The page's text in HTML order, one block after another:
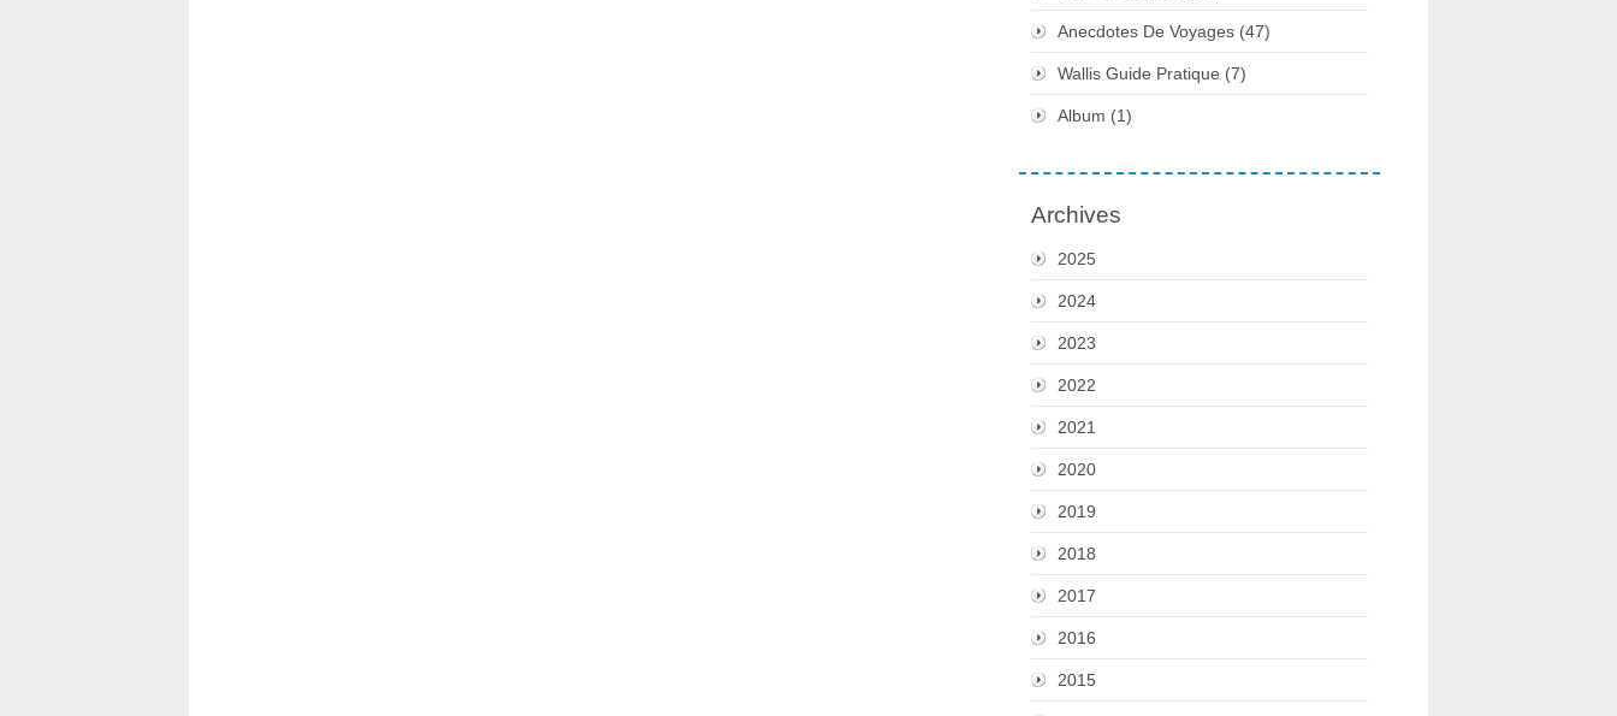
Anecdotes De Voyages (47)
Wallis Guide Pratique (7)
Album (1)
Archives
2025
2024
2023
2022
2021
2020
2019
2018
2017
2016
2015